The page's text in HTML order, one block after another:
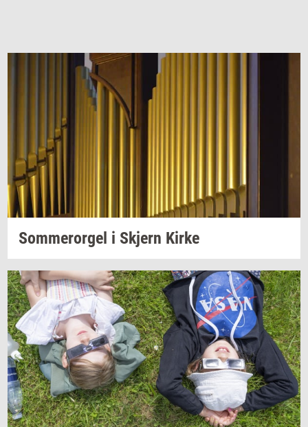
Som­mer­or­gel i Skjern Kirke